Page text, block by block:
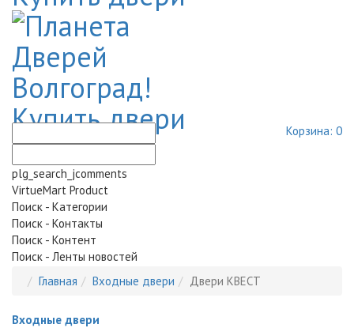
plg_search_jcomments
VirtueMart Product
Поиск - Категории
Поиск - Контакты
Поиск - Контент
Поиск - Ленты новостей
Корзина: 0
Главная Входные двери Двери КВЕСТ
Входные двери